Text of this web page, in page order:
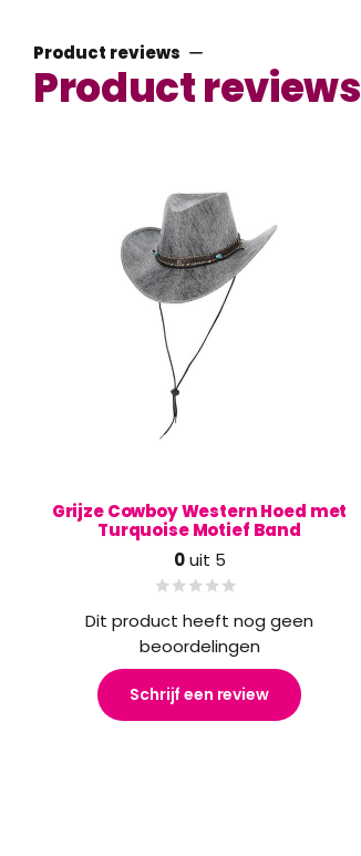
Product reviews
Product reviews
Grijze Cowboy Western Hoed met
Turquoise Motief Band
0uit 5
Dit product heeft nog geen
beoordelingen
Schrijf een review